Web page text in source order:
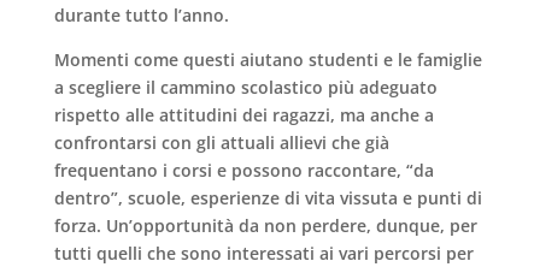
durante tutto l’anno.
Momenti come questi aiutano studenti e le famiglie
a scegliere il cammino scolastico più adeguato
rispetto alle attitudini dei ragazzi, ma anche a
confrontarsi con gli attuali allievi che già
frequentano i corsi e possono raccontare, “da
dentro”, scuole, esperienze di vita vissuta e punti di
forza. Un’opportunità da non perdere, dunque, per
tutti quelli che sono interessati ai vari percorsi per